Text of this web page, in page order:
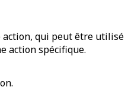
action, qui peut être utilisé
action spécifique.